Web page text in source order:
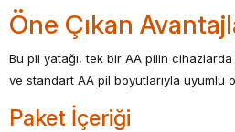
Öne Çıkan
Bu pil yatağı, tek bir AA pilin cihazlarda
ve standart AA pil boyutlarıyla uyumlu
Paket İçeriği